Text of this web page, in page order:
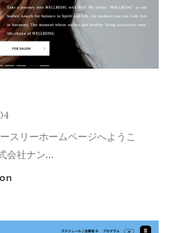
スリーホームページへようこ
会社ナン…